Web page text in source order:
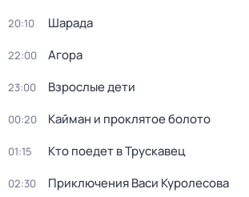
20:10 Шарада
22:00 Агора
23:00 Взрослые дети
00:20 Кайман и проклятое болото
01:15 Кто поедет в Трускавец
02:30 Приключения Васи Куролесова